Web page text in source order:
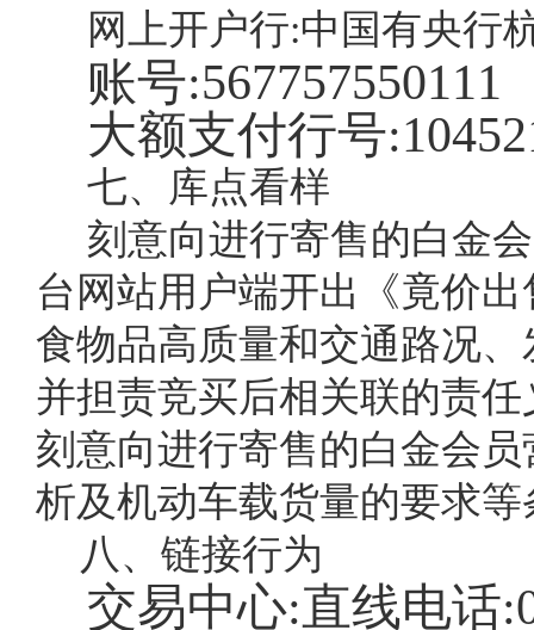
网上开户行:中国有央行
账号:567757550111
大额支付行号:
七、库点看样
刻意向进行寄售的白金
台网站用户端开出《竟价
食物品高质量和交通路况
并担责竞买后相关联的责
刻意向进行寄售的白金会
析及机动车载货量的要求等
八、链接行为
交易中心:直线电话: